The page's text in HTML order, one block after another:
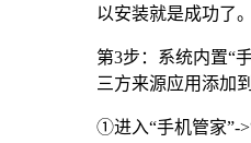
以安装就是成功了。
第3步：系统内置“
三方来源应用添加
①进入“手机管家”-